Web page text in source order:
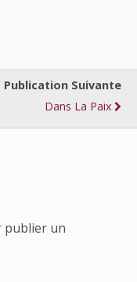
Publication Suivante
Dans La Paix
publier un